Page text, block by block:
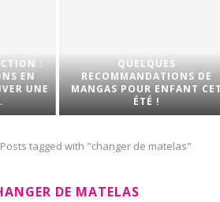
:
EN
UNE
QUELQUES
RECOMMANDATIONS DE
MANGAS POUR ENFANT CET
ÉTÉ !
Posts tagged with "changer de matelas"
DE MATELAS